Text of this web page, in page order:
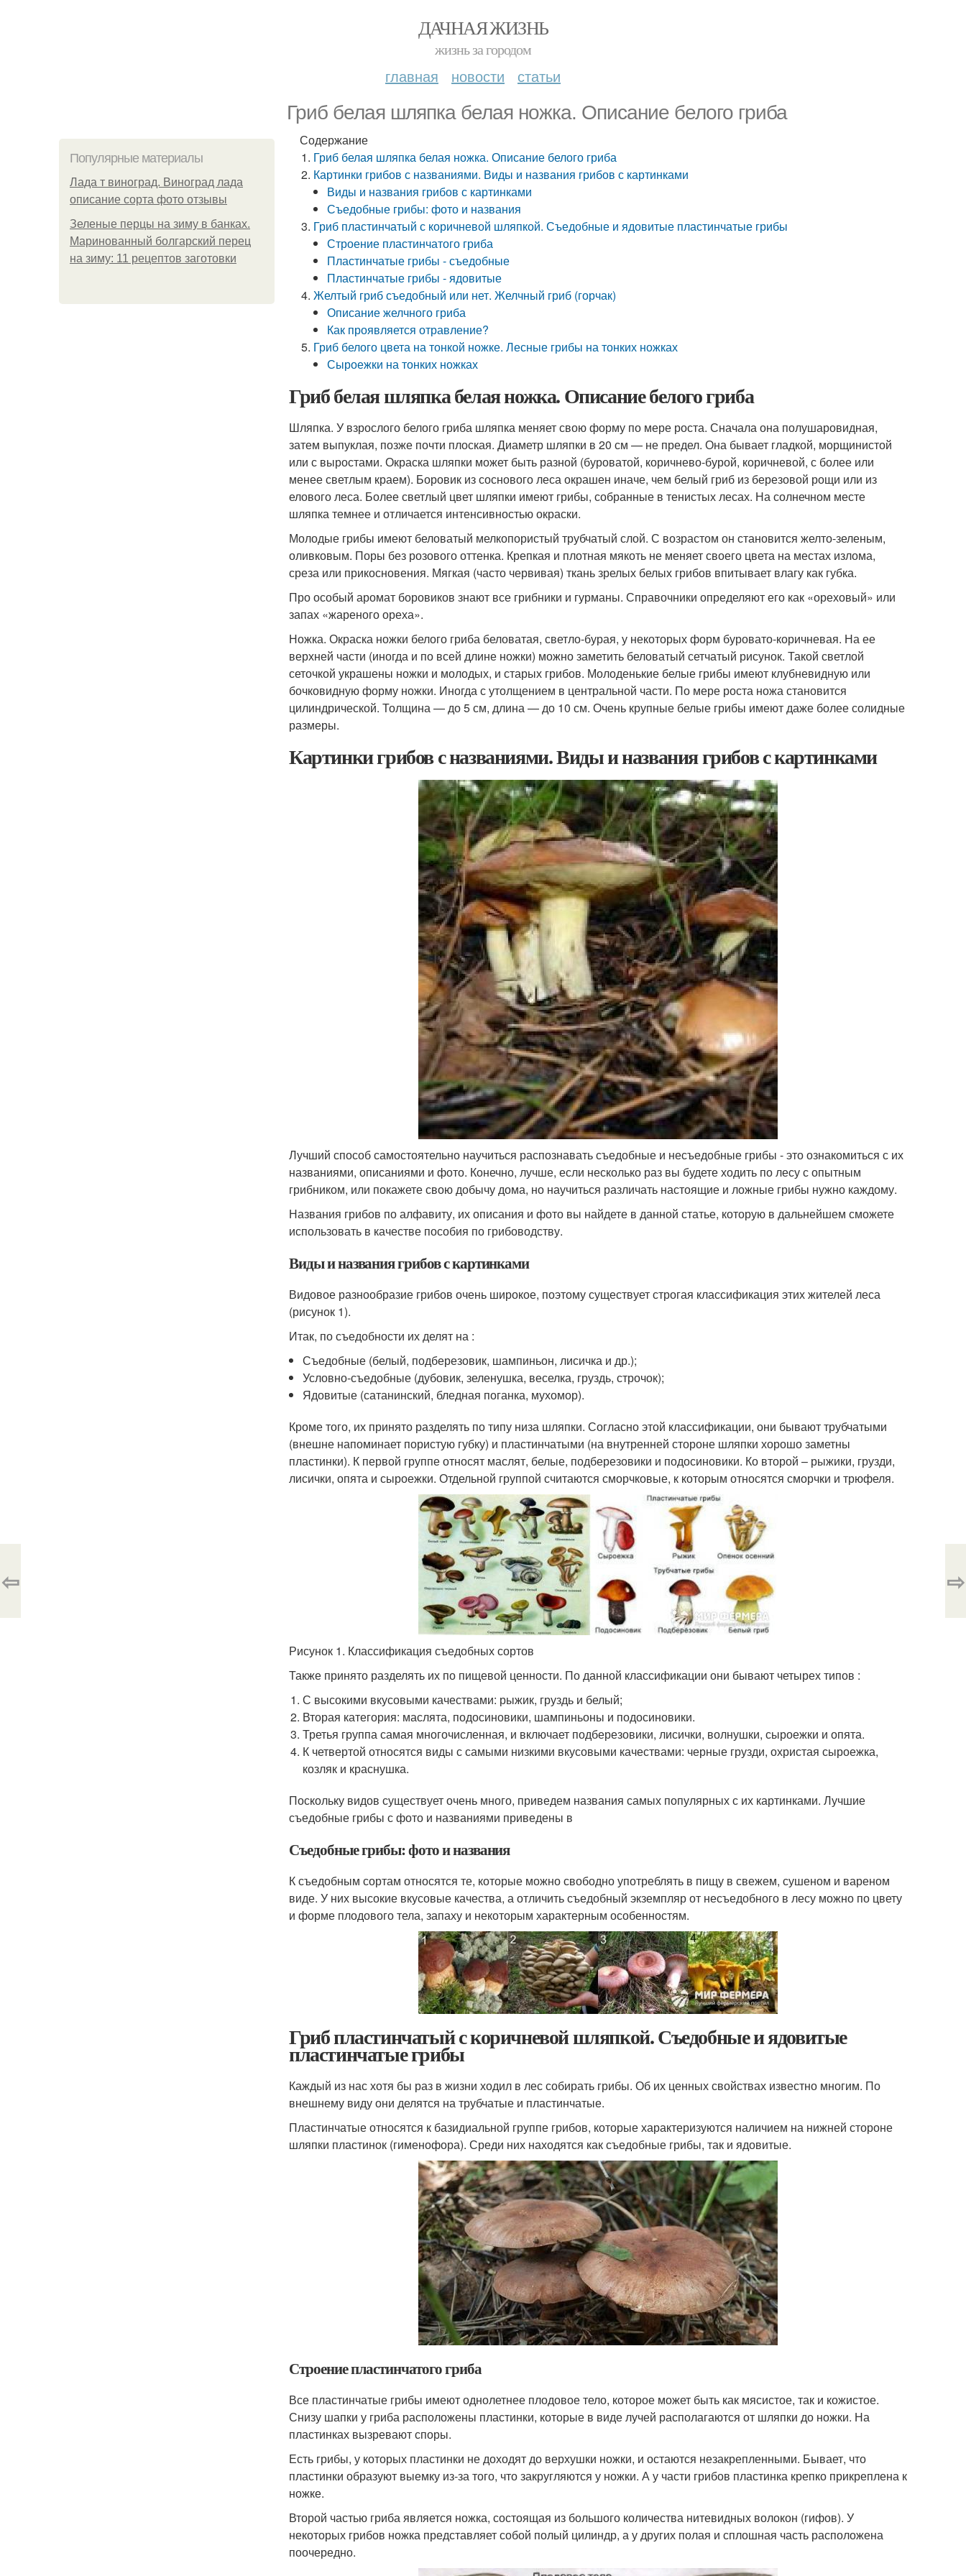
ДАЧНАЯ ЖИЗНЬ
жизнь за городом
главная новости статьи
Гриб белая шляпка белая ножка. Описание белого гриба
Популярные материалы
Лада т виноград. Виноград лада
описание сорта фото отзывы
Зеленые перцы на зиму в банках.
Маринованный болгарский перец
на зиму: 11 рецептов заготовки
Содержание
Гриб белая шляпка белая ножка. Описание белого гриба
Картинки грибов с названиями. Виды и названия грибов с картинками
Виды и названия грибов с картинками
Съедобные грибы: фото и названия
Гриб пластинчатый с коричневой шляпкой. Съедобные и ядовитые пластинчатые грибы
Строение пластинчатого гриба
Пластинчатые грибы - съедобные
Пластинчатые грибы - ядовитые
Желтый гриб съедобный или нет. Желчный гриб (горчак)
Описание желчного гриба
Как проявляется отравление?
Гриб белого цвета на тонкой ножке. Лесные грибы на тонких ножках
Сыроежки на тонких ножках
Гриб белая шляпка белая ножка. Описание белого гриба
Шляпка. У взрослого белого гриба шляпка меняет свою форму по мере роста. Сначала она полушаровидная,
затем выпуклая, позже почти плоская. Диаметр шляпки в 20 см — не предел. Она бывает гладкой, морщинистой
или с выростами. Окраска шляпки может быть разной (буроватой, коричнево-бурой, коричневой, с более или
менее светлым краем). Боровик из соснового леса окрашен иначе, чем белый гриб из березовой рощи или из
елового леса. Более светлый цвет шляпки имеют грибы, собранные в тенистых лесах. На солнечном месте
шляпка темнее и отличается интенсивностью окраски.
Молодые грибы имеют беловатый мелкопористый трубчатый слой. С возрастом он становится желто-зеленым,
оливковым. Поры без розового оттенка. Крепкая и плотная мякоть не меняет своего цвета на местах излома,
среза или прикосновения. Мягкая (часто червивая) ткань зрелых белых грибов впитывает влагу как губка.
Про особый аромат боровиков знают все грибники и гурманы. Справочники определяют его как «ореховый» или
запах «жареного ореха».
Ножка. Окраска ножки белого гриба беловатая, светло-бурая, у некоторых форм буровато-коричневая. На ее
верхней части (иногда и по всей длине ножки) можно заметить беловатый сетчатый рисунок. Такой светлой
сеточкой украшены ножки и молодых, и старых грибов. Молоденькие белые грибы имеют клубневидную или
бочковидную форму ножки. Иногда с утолщением в центральной части. По мере роста ножа становится
цилиндрической. Толщина — до 5 см, длина — до 10 см. Очень крупные белые грибы имеют даже более солидные
размеры.
Картинки грибов с названиями. Виды и названия грибов с картинками
Лучший способ самостоятельно научиться распознавать съедобные и несъедобные грибы - это ознакомиться с их
названиями, описаниями и фото. Конечно, лучше, если несколько раз вы будете ходить по лесу с опытным
грибником, или покажете свою добычу дома, но научиться различать настоящие и ложные грибы нужно каждому.
Названия грибов по алфавиту, их описания и фото вы найдете в данной статье, которую в дальнейшем сможете
использовать в качестве пособия по грибоводству.
Виды и названия грибов с картинками
Видовое разнообразие грибов очень широкое, поэтому существует строгая классификация этих жителей леса
(рисунок 1).
Итак, по съедобности их делят на :
Съедобные (белый, подберезовик, шампиньон, лисичка и др.);
Условно-съедобные (дубовик, зеленушка, веселка, груздь, строчок);
Ядовитые (сатанинский, бледная поганка, мухомор).
Кроме того, их принято разделять по типу низа шляпки. Согласно этой классификации, они бывают трубчатыми
(внешне напоминает пористую губку) и пластинчатыми (на внутренней стороне шляпки хорошо заметны
пластинки). К первой группе относят маслят, белые, подберезовики и подосиновики. Ко второй – рыжики, грузди,
лисички, опята и сыроежки. Отдельной группой считаются сморчковые, к которым относятся сморчки и трюфеля.
Рисунок 1. Классификация съедобных сортов
Также принято разделять их по пищевой ценности. По данной классификации они бывают четырех типов :
С высокими вкусовыми качествами: рыжик, груздь и белый;
Вторая категория: маслята, подосиновики, шампиньоны и подосиновики.
Третья группа самая многочисленная, и включает подберезовики, лисички, волнушки, сыроежки и опята.
К четвертой относятся виды с самыми низкими вкусовыми качествами: черные грузди, охристая сыроежка,
козляк и краснушка.
Поскольку видов существует очень много, приведем названия самых популярных с их картинками. Лучшие
съедобные грибы с фото и названиями приведены в
Съедобные грибы: фото и названия
К съедобным сортам относятся те, которые можно свободно употреблять в пищу в свежем, сушеном и вареном
виде. У них высокие вкусовые качества, а отличить съедобный экземпляр от несъедобного в лесу можно по цвету
и форме плодового тела, запаху и некоторым характерным особенностям.
Гриб пластинчатый с коричневой шляпкой. Съедобные и ядовитые
пластинчатые грибы
Каждый из нас хотя бы раз в жизни ходил в лес собирать грибы. Об их ценных свойствах известно многим. По
внешнему виду они делятся на трубчатые и пластинчатые.
Пластинчатые относятся к базидиальной группе грибов, которые характеризуются наличием на нижней стороне
шляпки пластинок (гименофора). Среди них находятся как съедобные грибы, так и ядовитые.
Строение пластинчатого гриба
Все пластинчатые грибы имеют однолетнее плодовое тело, которое может быть как мясистое, так и кожистое.
Снизу шапки у гриба расположены пластинки, которые в виде лучей располагаются от шляпки до ножки. На
пластинках вызревают споры.
Есть грибы, у которых пластинки не доходят до верхушки ножки, и остаются незакрепленными. Бывает, что
пластинки образуют выемку из-за того, что закругляются у ножки. А у части грибов пластинка крепко прикреплена к
ножке.
Второй частью гриба является ножка, состоящая из большого количества нитевидных волокон (гифов). У
некоторых грибов ножка представляет собой полый цилиндр, а у других полая и сплошная часть расположена
поочередно.
⇦ ⇨